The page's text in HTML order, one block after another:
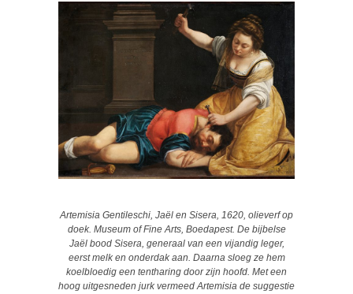
Artemisia Gentileschi, Jaël en Sisera, 1620, olieverf op
doek. Museum of Fine Arts, Boedapest. De bijbelse
Jaël bood Sisera, generaal van een vijandig leger,
eerst melk en onderdak aan. Daarna sloeg ze hem
koelbloedig een tentharing door zijn hoofd. Met een
hoog uitgesneden jurk vermeed Artemisia de suggestie